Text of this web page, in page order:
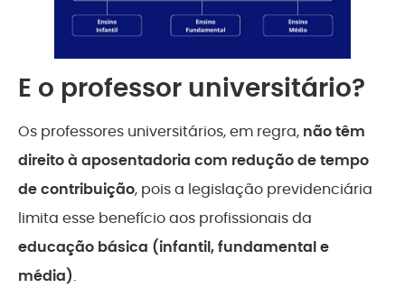
E o professor universitário?
Os professores universitários, em regra, não têm
direito à aposentadoria com redução de tempo
de contribuição, pois a legislação previdenciária
limita esse benefício aos profissionais da
educação básica (infantil, fundamental e
média).